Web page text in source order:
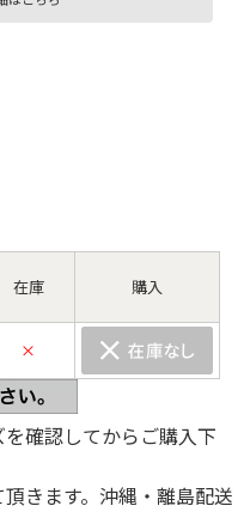
在庫 購入
×
確認してからご購入下
きます。沖縄・離島配送